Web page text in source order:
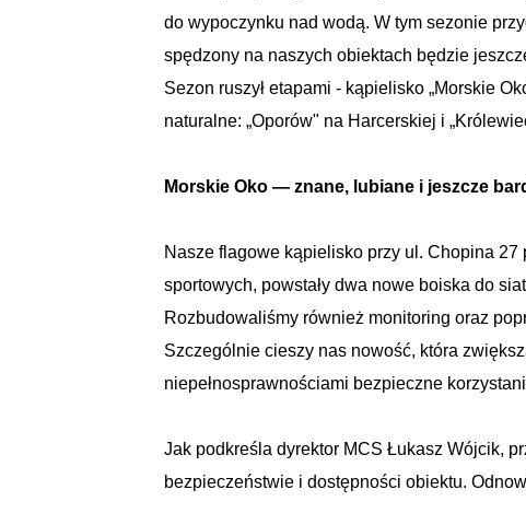
do wypoczynku nad wodą. W tym sezonie
spędzony na naszych obiektach będzie
Sezon ruszył etapami - kąpielisko „Morskie
naturalne: „Oporów" na Harcerskiej i
Morskie Oko — znane, lubiane i jeszcze
Nasze flagowe kąpielisko przy ul. Chopina
sportowych, powstały dwa nowe boiska do
Rozbudowaliśmy również monitoring oraz
Szczególnie cieszy nas nowość, która
niepełnosprawnościami bezpieczne
Jak podkreśla dyrektor MCS Łukasz Wójcik,
bezpieczeństwie i dostępności obiektu.